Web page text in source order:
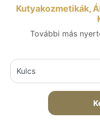
Kutyakozmetikák,
További más